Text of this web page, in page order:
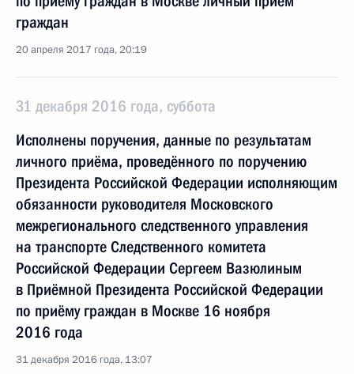
граждан
20 апреля 2017 года, 20:19
31 декабря 2016 года, суббота
Исполнены поручения, данные по результатам
личного приёма, проведённого по поручению
Президента Российской Федерации исполняющим
обязанности руководителя Московского
межрегионального следственного управления
на транспорте Следственного комитета
Российской Федерации Сергеем Вазюлиным
в Приёмной Президента Российской Федерации
по приёму граждан в Москве 16 ноября
2016 года
31 декабря 2016 года, 13:07